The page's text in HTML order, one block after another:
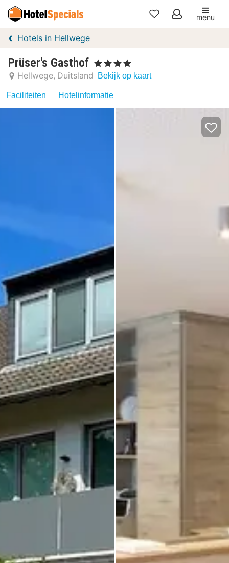
Mijn
menu
Hotels in Hellwege
Prüser's Gasthof , 4 Sterren
Hellwege Duitsland Bekijk op kaart
Faciliteiten Hotelinformatie